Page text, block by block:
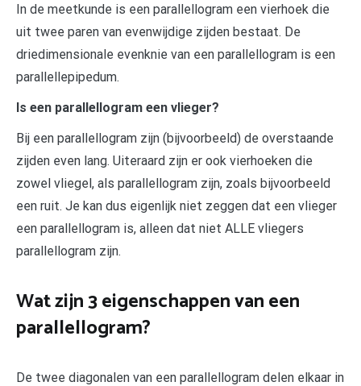
In de meetkunde is een parallellogram een vierhoek die
uit twee paren van evenwijdige zijden bestaat. De
driedimensionale evenknie van een parallellogram is een
parallellepipedum.
Is een parallellogram een vlieger?
Bij een parallellogram zijn (bijvoorbeeld) de overstaande
zijden even lang. Uiteraard zijn er ook vierhoeken die
zowel vliegel, als parallellogram zijn, zoals bijvoorbeeld
een ruit. Je kan dus eigenlijk niet zeggen dat een vlieger
een parallellogram is, alleen dat niet ALLE vliegers
parallellogram zijn.
Wat zijn 3 eigenschappen van een
parallellogram?
De twee diagonalen van een parallellogram delen elkaar in